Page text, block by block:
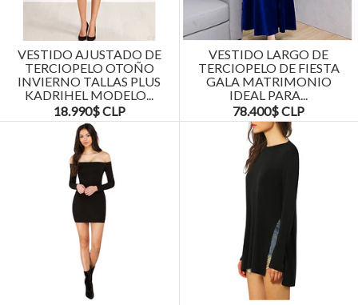
VESTIDO AJUSTADO DE
TERCIOPELO OTOÑO
INVIERNO TALLAS PLUS
KADRIHEL MODELO...
18.990$ CLP
VESTIDO LARGO DE
TERCIOPELO DE FIESTA
GALA MATRIMONIO
IDEAL PARA...
78.400$ CLP